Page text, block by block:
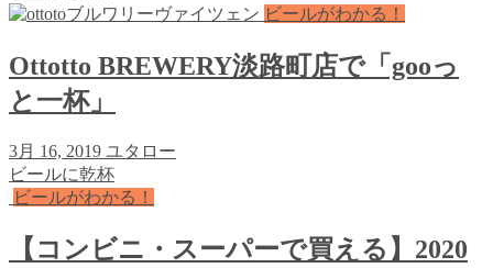
ビールがわかる！
Ottotto BREWERY淡路町店で「gooっ
と一杯」
3月 16, 2019 ユタロー
ビールに乾杯
ビールがわかる！
【コンビニ・スーパーで買える】2020